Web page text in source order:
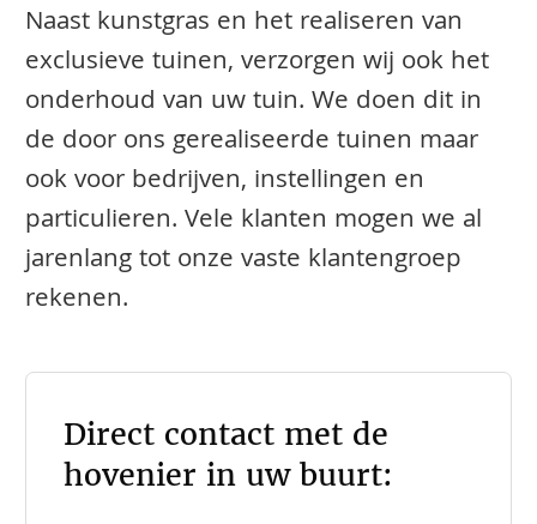
Naast kunstgras en het realiseren van
exclusieve tuinen, verzorgen wij ook het
onderhoud van uw tuin. We doen dit in
de door ons gerealiseerde tuinen maar
ook voor bedrijven, instellingen en
particulieren. Vele klanten mogen we al
jarenlang tot onze vaste klantengroep
rekenen.
Direct contact met de
hovenier in uw buurt: